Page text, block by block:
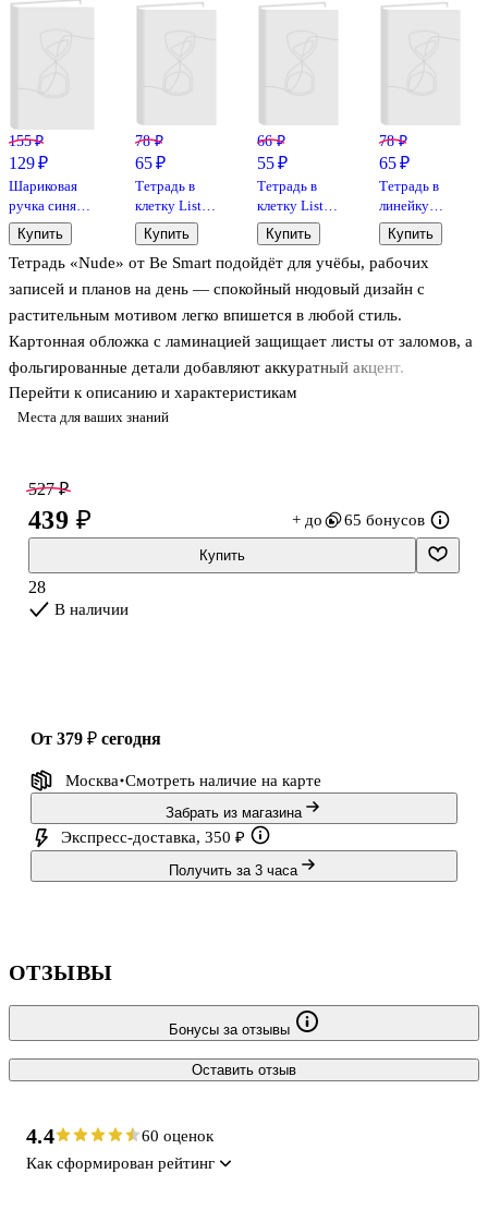
Места для ваших знаний
Тетрадь «Nude» от Be Smart подойдёт для учёбы, рабочих
записей и планов на день — спокойный нюдовый дизайн с
растительным мотивом легко впишется в любой стиль.
Картонная обложка с ламинацией защищает листы от заломов, а
фольгированные детали добавляют аккуратный акцент.
Крепление на спирали удобно: тетрадь раскрывается на 360° и
не мешает при письме. Линовка в клетку помогает держать
Перейти к описанию и характеристикам
155 ₽
129 ₽
Шариковая
ручка синяя
0,5 мм, MC
Gold,
MunHwa
Купить
78 ₽
65 ₽
Тетрадь в
клетку Listoff
«Классическая
серия» в
ассортименте,
24 листа
Купить
66 ₽
55 ₽
Тетрадь в
клетку Listoff
«Классическая
серия» в
ассортименте,
18 листов
Купить
78 ₽
65 ₽
Тетрадь в
линейку
Listoff
«Классическая
серия» в
ассортименте,
Купить
527 ₽
439 ₽ + до 65 бонусов
Купить
28
В наличии
от 379 ₽ сегодня
Москва Смотреть наличие на карте
Забрать из магазина
Экспресс-доставка, 350 ₽
Получить за 3 часа
ОТЗЫВЫ
Бонусы за отзывы
Оставить отзыв
4.4
60 оценок
Как сформирован рейтинг